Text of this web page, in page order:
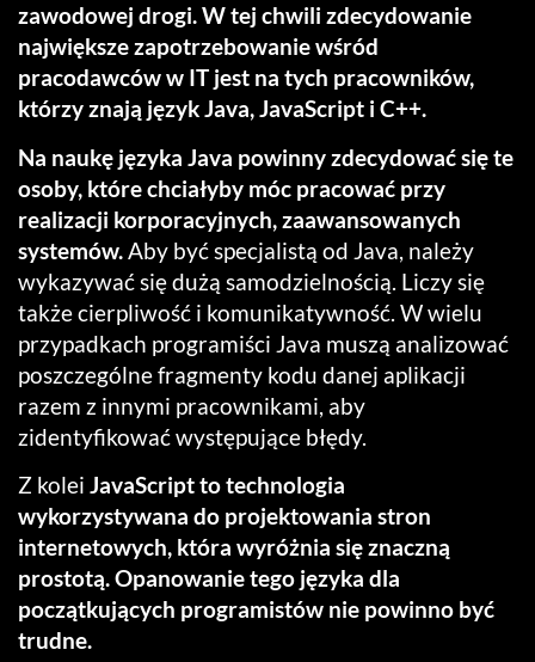
zawodowej drogi. W tej chwili zdecydowanie
największe zapotrzebowanie wśród
pracodawców w IT jest na tych pracowników,
którzy znają język Java, JavaScript i C++.
Na naukę języka Java powinny zdecydować się te
osoby, które chciałyby móc pracować przy
realizacji korporacyjnych, zaawansowanych
systemów.Aby być specjalistą od Java, należy
wykazywać się dużą samodzielnością. Liczy się
także cierpliwość i komunikatywność. W wielu
przypadkach programiści Java muszą analizować
poszczególne fragmenty kodu danej aplikacji
razem z innymi pracownikami, aby
zidentyfikować występujące błędy.
Z kolei JavaScript to technologia
wykorzystywana do projektowania stron
internetowych, która wyróżnia się znaczną
prostotą. Opanowanie tego języka dla
początkujących programistów nie powinno być
trudne.